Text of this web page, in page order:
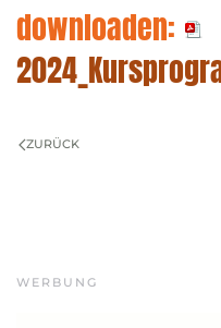
downloaden:
ZURÜCK
WERBUNG